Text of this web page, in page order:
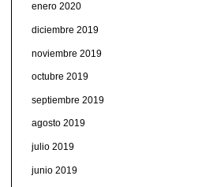
enero 2020
diciembre 2019
noviembre 2019
octubre 2019
septiembre 2019
agosto 2019
julio 2019
junio 2019